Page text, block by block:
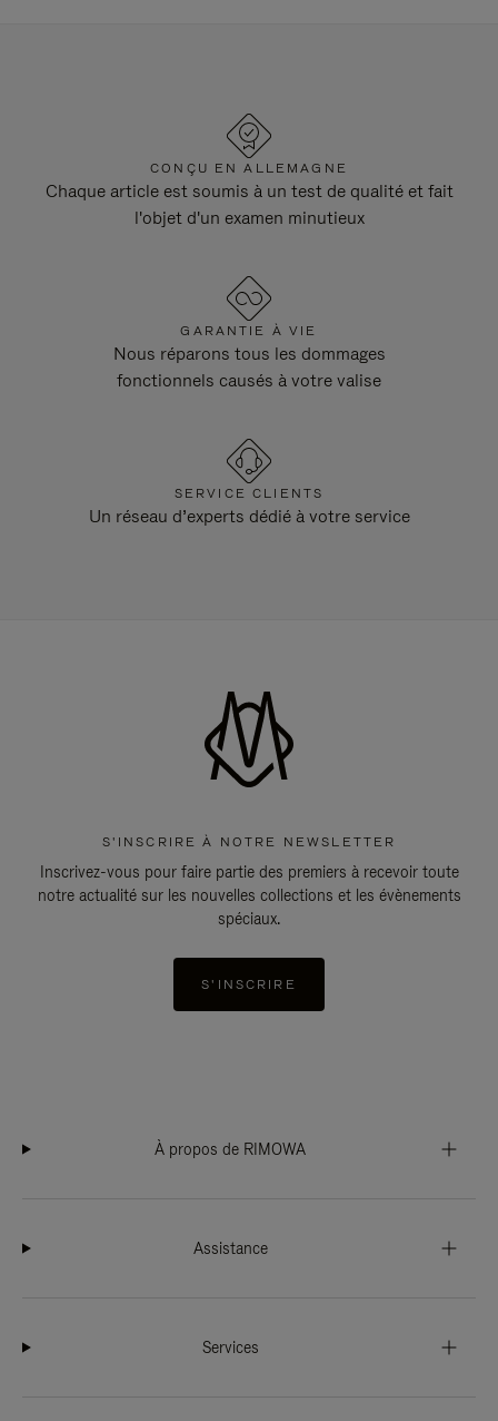
CONÇU EN ALLEMAGNE
Chaque article est soumis à un test de qualité et fait
l'objet d'un examen minutieux
GARANTIE À VIE
Nous réparons tous les dommages
fonctionnels causés à votre valise
SERVICE CLIENTS
Un réseau d’experts dédié à votre service
S'INSCRIRE À NOTRE NEWSLETTER
Inscrivez-vous pour faire partie des premiers à recevoir toute
notre actualité sur les nouvelles collections et les évènements
spéciaux.
S'INSCRIRE
À propos de RIMOWA
Assistance
Services